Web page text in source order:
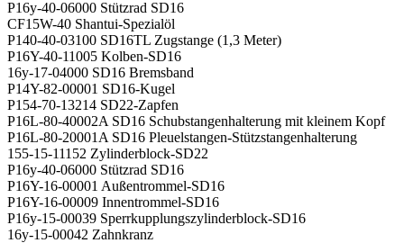
P16y-40-06000 Stützrad SD16
CF15W-40 Shantui-Spezialöl
P140-40-03100 SD16TL Zugstange (1,3 Meter)
P16Y-40-11005 Kolben-SD16
16y-17-04000 SD16 Bremsband
P14Y-82-00001 SD16-Kugel
P154-70-13214 SD22-Zapfen
P16L-80-40002A SD16 Schubstangenhalterung mit kleinem Kopf
P16L-80-20001A SD16 Pleuelstangen-Stützstangenhalterung
155-15-11152 Zylinderblock-SD22
P16y-40-06000 Stützrad SD16
P16Y-16-00001 Außentrommel-SD16
P16Y-16-00009 Innentrommel-SD16
P16y-15-00039 Sperrkupplungszylinderblock-SD16
16y-15-00042 Zahnkranz